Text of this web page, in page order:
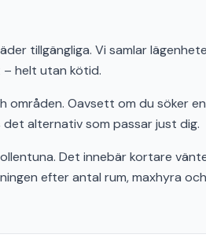
tillgängliga. Vi samlar
helt utan kötid.
Oavsett om du söker
alternativ som passar just dig.
Det innebär kortare
efter antal rum, maxhyra